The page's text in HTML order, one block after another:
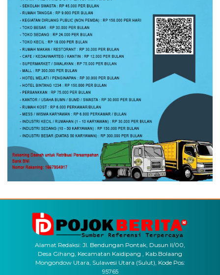
Alamat Redaksi: Jl. Bendungan Pontak, Dusun II/00,
Desa Gihang, Kecamatan Kaidipang , Kab.Bolaang
Mongondow Utara, Sulawesi Utara (Sulut), Kode Pos:
95765